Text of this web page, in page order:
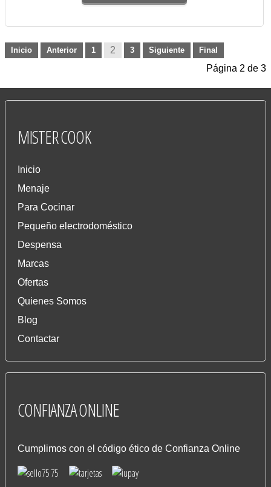
Inicio Anterior 1 2 3 Siguiente Final
Página 2 de 3
MISTERCOOK
Inicio
Menaje
Para Cocinar
Pequeño electrodoméstico
Despensa
Marcas
Ofertas
Quienes Somos
Blog
Contactar
CONFIANZAONLINE
Cumplimos con el código ético de Confianza Online